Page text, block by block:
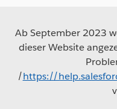
Ab September 2023
dieser Website
/https://